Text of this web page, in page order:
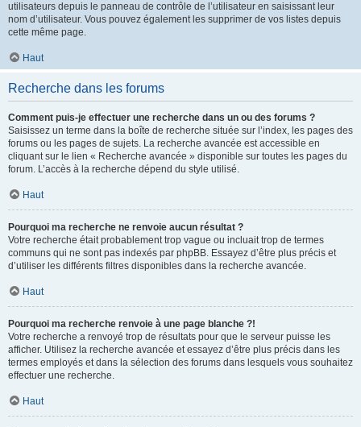
utilisateurs depuis le panneau de contrôle de l’utilisateur en saisissant leur
nom d’utilisateur. Vous pouvez également les supprimer de vos listes depuis
cette même page.
Haut
Recherche dans les forums
Comment puis-je effectuer une recherche dans un ou des forums ?
Saisissez un terme dans la boîte de recherche située sur l’index, les pages des
forums ou les pages de sujets. La recherche avancée est accessible en
cliquant sur le lien « Recherche avancée » disponible sur toutes les pages du
forum. L’accès à la recherche dépend du style utilisé.
Haut
Pourquoi ma recherche ne renvoie aucun résultat ?
Votre recherche était probablement trop vague ou incluait trop de termes
communs qui ne sont pas indexés par phpBB. Essayez d’être plus précis et
d’utiliser les différents filtres disponibles dans la recherche avancée.
Haut
Pourquoi ma recherche renvoie à une page blanche ?!
Votre recherche a renvoyé trop de résultats pour que le serveur puisse les
afficher. Utilisez la recherche avancée et essayez d’être plus précis dans les
termes employés et dans la sélection des forums dans lesquels vous souhaitez
effectuer une recherche.
Haut